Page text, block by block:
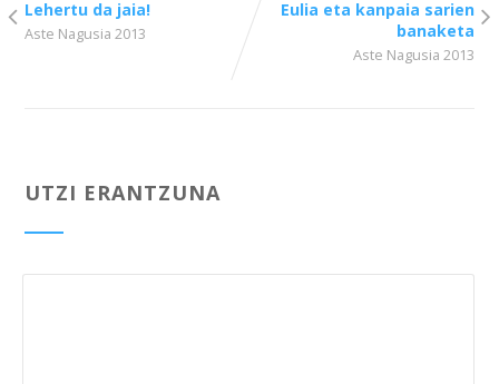
Lehertu da jaia!
Aste Nagusia 2013
Eulia eta kanpaia sarien
banaketa
Aste Nagusia 2013
UTZI ERANTZUNA